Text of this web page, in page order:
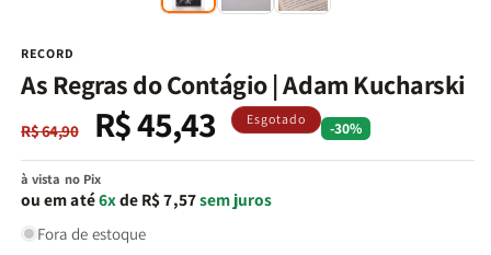
RECORD
As Regras do Contágio | Adam Kucharski
Preço
normal
R$ 64,90
Preço
promocional
R$ 45,43 Esgotado -30%
à vista no Pix
ou em até6xde R$ 7,57sem juros
Fora de estoque